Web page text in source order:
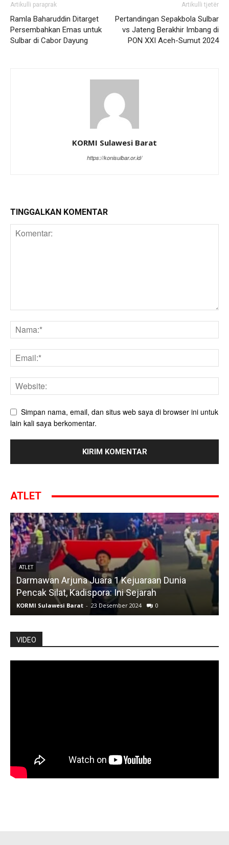
Artikulli paraprak
Ramla Baharuddin Ditarget
Persembahkan Emas untuk
Sulbar di Cabor Dayung
Artikulli tjetër
Pertandingan Sepakbola Sulbar
vs Jateng Berakhir Imbang di
PON XXI Aceh-Sumut 2024
KORMI Sulawesi Barat
https://konisulbar.or.id/
TINGGALKAN KOMENTAR
Simpan nama, email, dan situs web saya di browser ini untuk
lain kali saya berkomentar.
ATLET
ATLET
Darmawan Arjuna Juara 1 Kejuaraan Dunia
Pencak Silat, Kadispora: Ini Sejarah
KORMI Sulawesi Barat - 23 Desember 2024 0
VIDEO